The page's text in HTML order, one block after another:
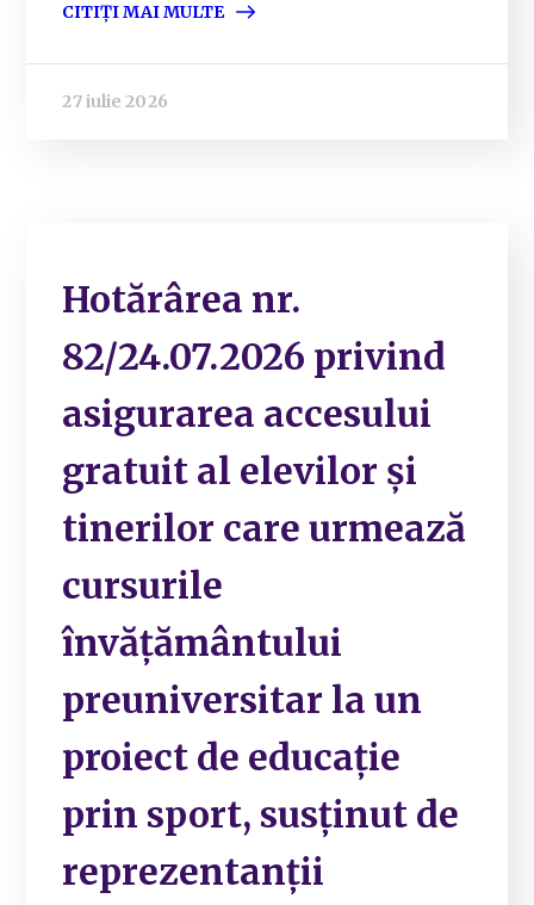
CITIȚI MAI MULTE
27 iulie 2026
Hotărârea nr.
82/24.07.2026 privind
asigurarea accesului
gratuit al elevilor și
tinerilor care urmează
cursurile
învățământului
preuniversitar la un
proiect de educație
prin sport, susținut de
reprezentanții